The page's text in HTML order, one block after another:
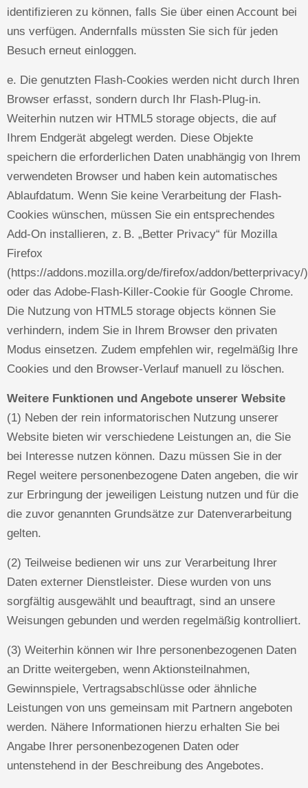
identifizieren zu können, falls Sie über einen Account bei
uns verfügen. Andernfalls müssten Sie sich für jeden
Besuch erneut einloggen.
e. Die genutzten Flash-Cookies werden nicht durch Ihren
Browser erfasst, sondern durch Ihr Flash-Plug-in.
Weiterhin nutzen wir HTML5 storage objects, die auf
Ihrem Endgerät abgelegt werden. Diese Objekte
speichern die erforderlichen Daten unabhängig von Ihrem
verwendeten Browser und haben kein automatisches
Ablaufdatum. Wenn Sie keine Verarbeitung der Flash-
Cookies wünschen, müssen Sie ein entsprechendes
Add-On installieren, z. B. „Better Privacy“ für Mozilla
Firefox
(https://addons.mozilla.org/de/firefox/addon/betterprivacy/)
oder das Adobe-Flash-Killer-Cookie für Google Chrome.
Die Nutzung von HTML5 storage objects können Sie
verhindern, indem Sie in Ihrem Browser den privaten
Modus einsetzen. Zudem empfehlen wir, regelmäßig Ihre
Cookies und den Browser-Verlauf manuell zu löschen.
Weitere Funktionen und Angebote unserer Website
(1) Neben der rein informatorischen Nutzung unserer
Website bieten wir verschiedene Leistungen an, die Sie
bei Interesse nutzen können. Dazu müssen Sie in der
Regel weitere personenbezogene Daten angeben, die wir
zur Erbringung der jeweiligen Leistung nutzen und für die
die zuvor genannten Grundsätze zur Datenverarbeitung
gelten.
(2) Teilweise bedienen wir uns zur Verarbeitung Ihrer
Daten externer Dienstleister. Diese wurden von uns
sorgfältig ausgewählt und beauftragt, sind an unsere
Weisungen gebunden und werden regelmäßig kontrolliert.
(3) Weiterhin können wir Ihre personenbezogenen Daten
an Dritte weitergeben, wenn Aktionsteilnahmen,
Gewinnspiele, Vertragsabschlüsse oder ähnliche
Leistungen von uns gemeinsam mit Partnern angeboten
werden. Nähere Informationen hierzu erhalten Sie bei
Angabe Ihrer personenbezogenen Daten oder
untenstehend in der Beschreibung des Angebotes.